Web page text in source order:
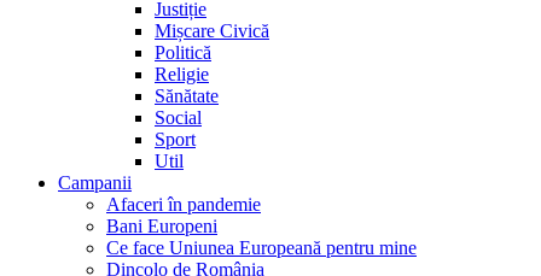
Justiție
Mișcare Civică
Politică
Religie
Sănătate
Social
Sport
Util
Campanii
Afaceri în pandemie
Bani Europeni
Ce face Uniunea Europeană pentru mine
Dincolo de România